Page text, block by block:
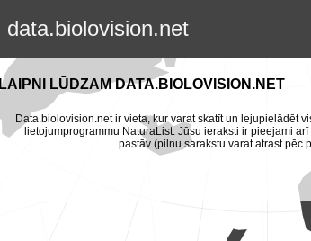
data.biolovision.net
LAIPNI LŪDZAM DATA.BIOLOVISION.NET
Data.biolovision.net ir vieta, kur varat skatīt un lejupielādēt
lietojumprogrammu NaturaList. Jūsu ieraksti ir pieejami
pastāv (pilnu sarakstu varat atrast pēc